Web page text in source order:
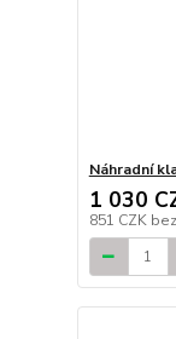
Náhradní
1 030
851 CZK